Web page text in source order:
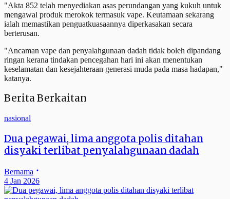
"Akta 852 telah menyediakan asas perundangan yang kukuh untuk
mengawal produk merokok termasuk vape. Keutamaan sekarang
ialah memastikan penguatkuasaannya diperkasakan secara
berterusan.
"Ancaman vape dan penyalahgunaan dadah tidak boleh dipandang
ringan kerana tindakan pencegahan hari ini akan menentukan
keselamatan dan kesejahteraan generasi muda pada masa hadapan,"
katanya.
Berita Berkaitan
nasional
Dua pegawai, lima anggota polis ditahan
disyaki terlibat penyalahgunaan dadah
Bernama
4 Jan 2026